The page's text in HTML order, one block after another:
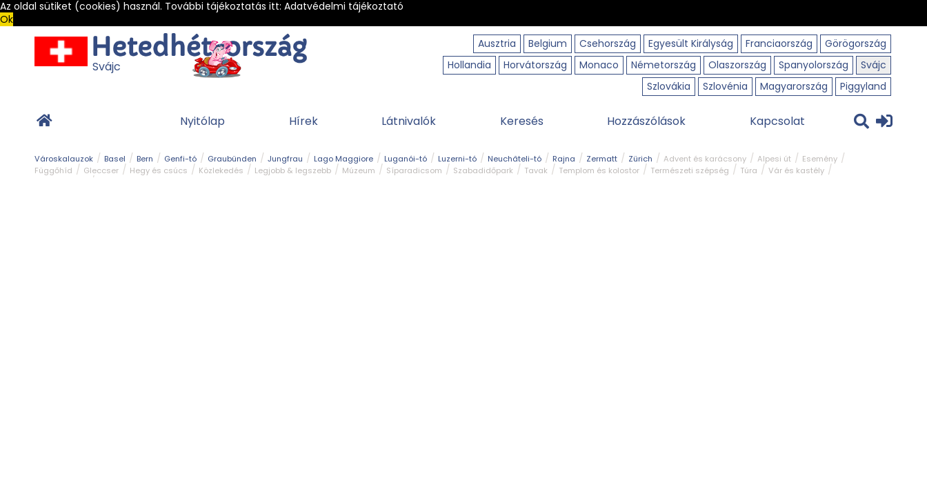
Az oldal sütiket (cookies) használ. További tájékoztatás itt: Adatvédelmi tájékoztató
Ok
Ausztria
Belgium Csehország Egyesült Királyság Franciaország
Görögország
Hollandia
Horvátország Monaco Németország Olaszország Spanyolország
Svájc
Szlovákia
Szlovénia Magyarország Piggyland
Svájc
Nyitólap Hírek Látnivalók Keresés Hozzászólások Kapcsolat
Városkalauzok Basel Bern Genfi-tó Graubünden Jungfrau Lago Maggiore Luganói-tó Luzerni-tó Neuchâteli-tó Rajna Zermatt Zürich Advent és karácsony Alpesi út
Esemény
Függőhíd
Gleccser Hegy és csúcs Közlekedés Legjobb & legszebb Múzeum Síparadicsom Szabadidőpark Tavak Templom és kolostor Természeti szépség Túra
Vár és kastély